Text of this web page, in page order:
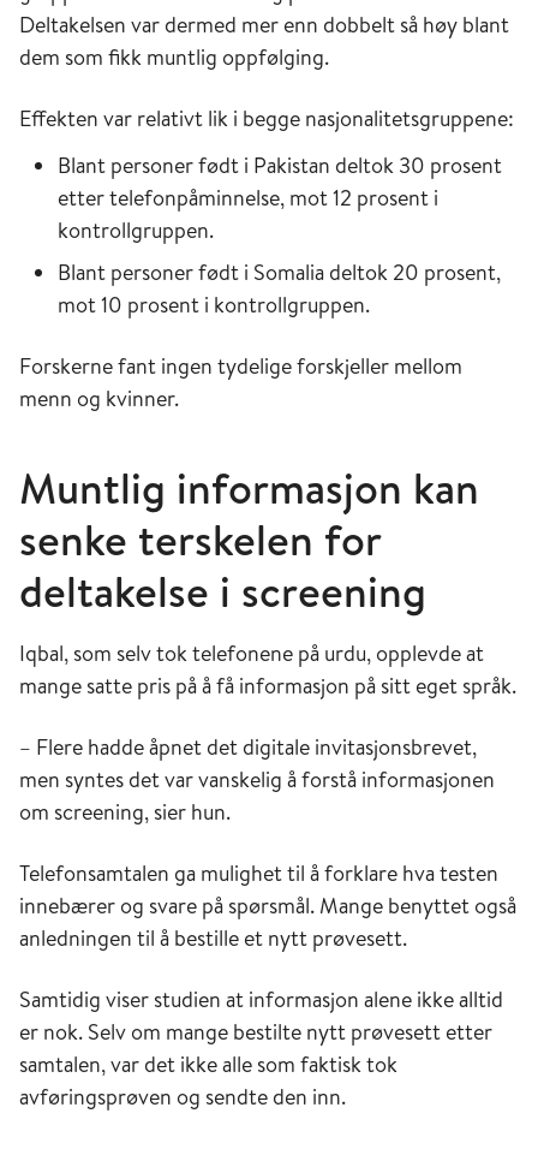
Deltakelsen var dermed mer enn dobbelt så høy blant
dem som fikk muntlig oppfølging.
Effekten var relativt lik i begge nasjonalitetsgruppene:
Blant personer født i Pakistan deltok 30 prosent
etter telefonpåminnelse, mot 12 prosent i
kontrollgruppen.
Blant personer født i Somalia deltok 20 prosent,
mot 10 prosent i kontrollgruppen.
Forskerne fant ingen tydelige forskjeller mellom
menn og kvinner.
Muntlig informasjon kan
senke terskelen for
deltakelse i screening
Iqbal, som selv tok telefonene på urdu, opplevde at
mange satte pris på å få informasjon på sitt eget språk.
– Flere hadde åpnet det digitale invitasjonsbrevet,
men syntes det var vanskelig å forstå informasjonen
om screening, sier hun.
Telefonsamtalen ga mulighet til å forklare hva testen
innebærer og svare på spørsmål. Mange benyttet også
anledningen til å bestille et nytt prøvesett.
Samtidig viser studien at informasjon alene ikke alltid
er nok. Selv om mange bestilte nytt prøvesett etter
samtalen, var det ikke alle som faktisk tok
avføringsprøven og sendte den inn.